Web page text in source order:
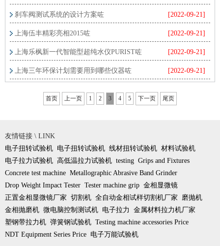
[2022-09-21]
刹车阀测试系统的设计方案咗
[2022-09-21]
上海伍丰精彩亮相2015咗
[2022-09-21]
上海乐枫新一代智能型超纯水仪PURIST咗
[2022-09-21]
上海三年环保计划需要用到哪些仪器咗
首页 上一页 1 2 3 4 5 下一页 尾页
友情链接 \ LINK
电子扭转试验机 电子扭转试验机 线材扭转试验机 材料试验机
电子拉力试验机 高低温拉力试验机 testing Grips and Fixtures
Concrete test machine Metallographic Abrasive Band Grinder
Drop Weight Impact Tester Tester machine grip 金相显微镜
正置金相显微镜厂家 切割机 全自动金相试样切割机厂家
磨抛机
金相抛磨机 微电脑控制测试机 电子拉力
金属材料拉力机厂家
塑钢带拉力机 弹簧钢试验机 Testing machine accessories Price
NDT Equipment Series Price 电子万能试验机